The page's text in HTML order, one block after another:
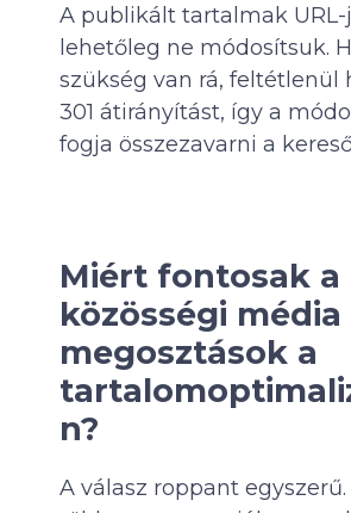
A publikált tartalmak
lehetőleg ne módosítsuk.
szükség van rá, feltétlenül
301 átirányítást, így a
fogja összezavarni a
Miért fontosak a
közösségi média
megosztások a
n?
A válasz roppant egyszerű.